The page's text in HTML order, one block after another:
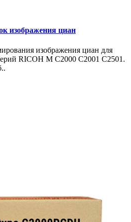
изображения циан
изображения циан для
RICOH M C2000 C2001 C2501.